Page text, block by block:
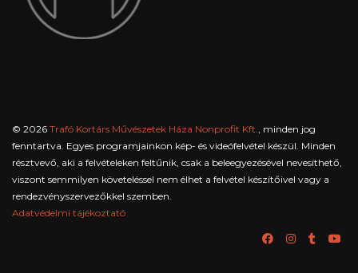
© 2026 Trafó Kortárs Művészetek Háza Nonprofit Kft.
, minden jog
fenntartva. Egyes programjainkon kép- és videófelvétel készül. Minden
résztvevő, aki a felvételeken feltűnik, csak a beleegyezésével nevesíthető,
viszont semmilyen követeléssel nem élhet a felvétel készítőivel vagy a
rendezvényszervezőkkel szemben.
Adatvédelmi tájékoztató